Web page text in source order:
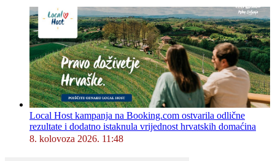
Local Host kampanja na Booking.com ostvarila odlične
rezultate i dodatno istaknula vrijednost hrvatskih domaćina
8. kolovoza 2026. 11:48